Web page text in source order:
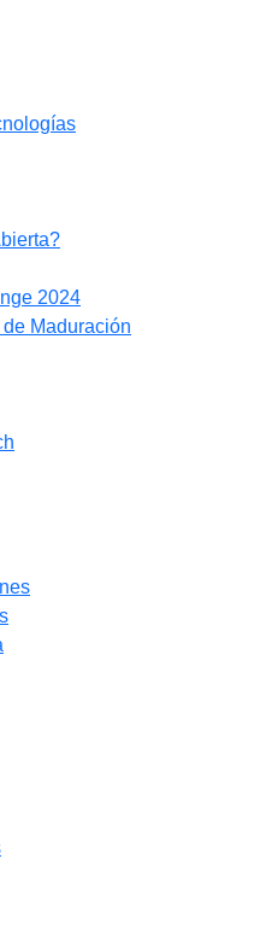
2024
Maduración